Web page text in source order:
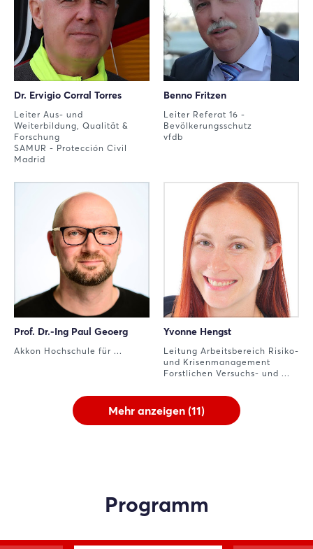
Dr. Ervigio Corral Torres
Leiter Aus- und
Weiterbildung, Qualität &
Forschung
SAMUR - Protección Civil
Madrid
Benno Fritzen
Leiter Referat 16 -
Bevölkerungsschutz
vfdb
Prof. Dr.-Ing Paul Geoerg
Akkon Hochschule für ...
Yvonne Hengst
Leitung Arbeitsbereich Risiko-
und Krisenmanagement
Forstlichen Versuchs- und ...
Mehr anzeigen (11)
Programm